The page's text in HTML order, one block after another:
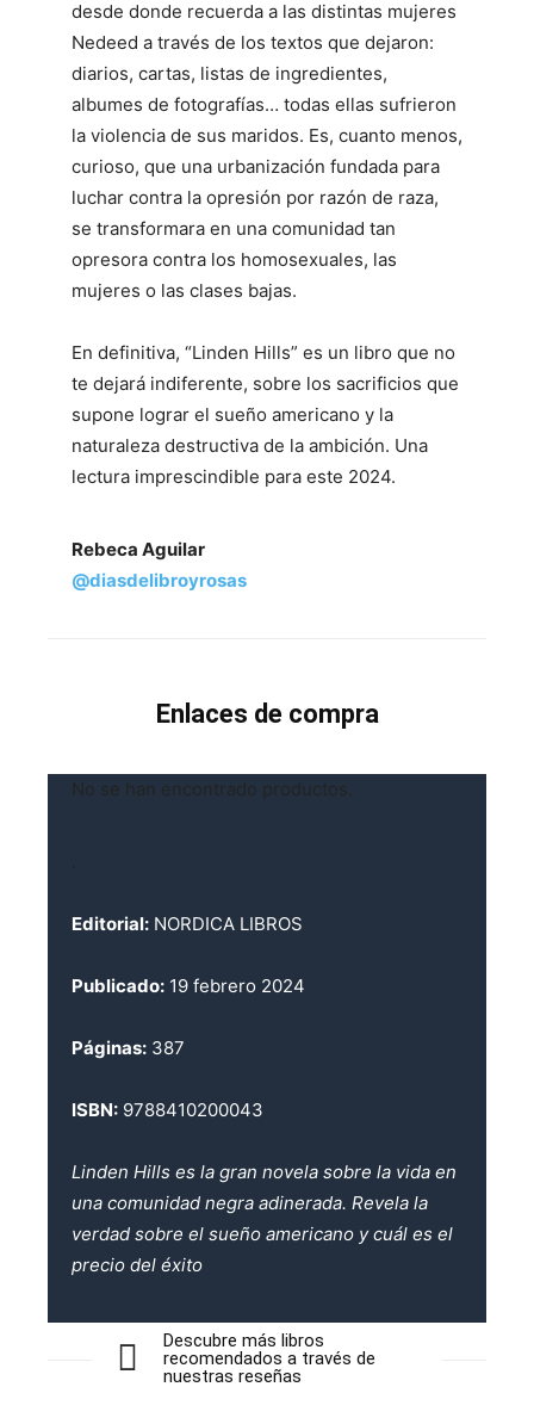
desde donde recuerda a las distintas mujeres
Nedeed a través de los textos que dejaron:
diarios, cartas, listas de ingredientes,
albumes de fotografías… todas ellas sufrieron
la violencia de sus maridos. Es, cuanto menos,
curioso, que una urbanización fundada para
luchar contra la opresión por razón de raza,
se transformara en una comunidad tan
opresora contra los homosexuales, las
mujeres o las clases bajas.
En definitiva, “Linden Hills” es un libro que no
te dejará indiferente, sobre los sacrificios que
supone lograr el sueño americano y la
naturaleza destructiva de la ambición. Una
lectura imprescindible para este 2024.
Rebeca Aguilar
@diasdelibroyrosas
Enlaces de compra
No se han encontrado productos.
.
Editorial: NORDICA LIBROS
Publicado: 19 febrero 2024
Páginas: 387
ISBN: 9788410200043
Linden Hills es la gran novela sobre la vida en
una comunidad negra adinerada. Revela la
verdad sobre el sueño americano y cuál es el
precio del éxito
Descubre más libros
recomendados a través de
nuestras reseñas